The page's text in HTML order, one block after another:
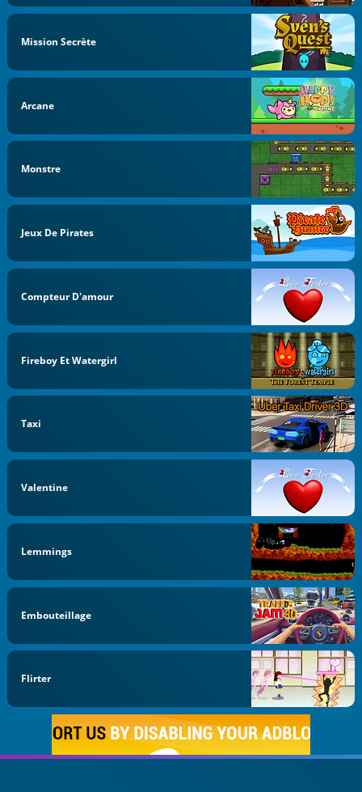
Mission Secrète
Arcane
Monstre
Jeux De Pirates
Compteur D'amour
Fireboy Et Watergirl
Taxi
Valentine
Lemmings
Embouteillage
Flirter